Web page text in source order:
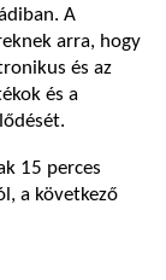
A
arra, hogy
és az
és a
15 perces
a következő